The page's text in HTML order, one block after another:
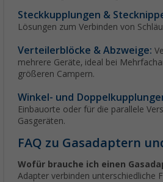
Steckkupplungen &
Lösungen zum Verbinden von
Verteilerblöcke & Abzweige:
mehrere Geräte, ideal bei
größeren Campern.
Winkel- und
Einbauorte oder für die parallele
Gasgeräten.
FAQ zu Gasadaptern
Wofür brauche ich einen
Adapter verbinden unterschiedliche